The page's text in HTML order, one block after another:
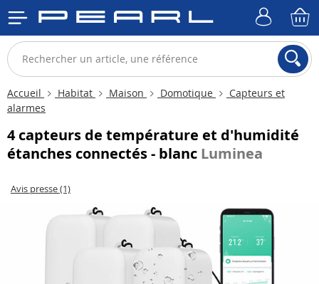
Accueil Habitat Maison Domotique
Capteurs et
alarmes
4 capteurs de température et d'humidité
étanches connectés - blanc Luminea
Avis presse (1)